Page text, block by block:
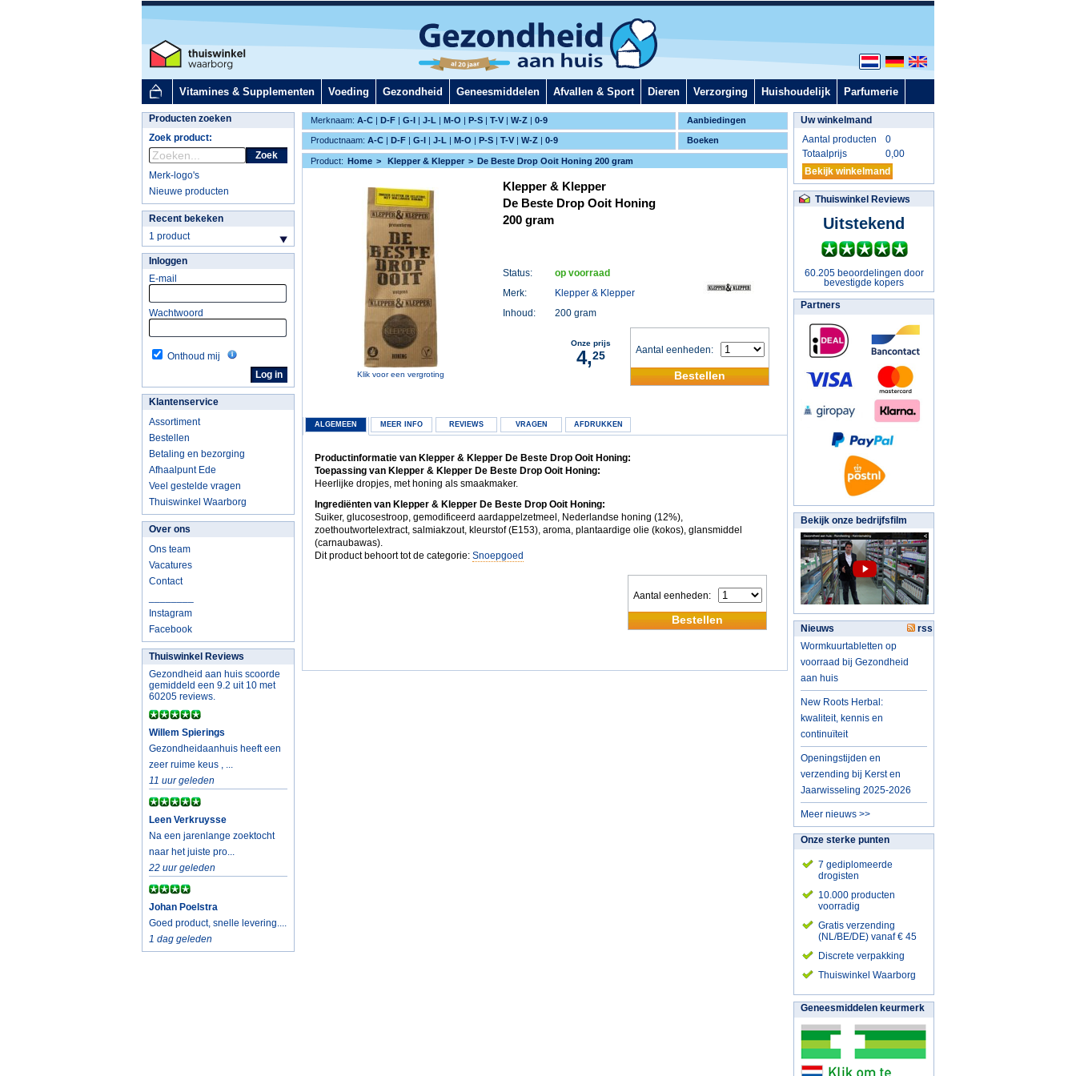
Vitamines & Supplementen Voeding Gezondheid Geneesmiddelen Afvallen & Sport Dieren Verzorging Huishoudelijk Parfumerie
Aanbiedingen
Merknaam: A-C | D-F | G-I | J-L | M-O | P-S | T-V | W-Z | 0-9
Boeken
Productnaam: A-C | D-F | G-I | J-L | M-O | P-S | T-V | W-Z | 0-9
Producten zoeken
Zoek product:
Zoek
Merk-logo's
Nieuwe producten
Recent bekeken
1 product
Inloggen
E-mail
Wachtwoord
Onthoud mij
Klantenservice
Assortiment
Bestellen
Betaling en bezorging
Afhaalpunt Ede
Veel gestelde vragen
Thuiswinkel Waarborg
Over ons
Ons team
Vacatures
Contact
Instagram
Facebook
Thuiswinkel Reviews
Gezondheid aan huis scoorde
gemiddeld een 9.2 uit 10 met
60205 reviews.
Willem Spierings
Gezondheidaanhuis heeft een
zeer ruime keus , ...
11 uur geleden
Leen Verkruysse
Na een jarenlange zoektocht
naar het juiste pro...
22 uur geleden
Johan Poelstra
Goed product, snelle levering....
1 dag geleden
Product: Home Klepper & Klepper De Beste Drop Ooit Honing 200 gram
Klik voor een vergroting
Klepper & Klepper
De Beste Drop Ooit Honing
200 gram
Status:
op voorraad
Merk:
Klepper & Klepper
Inhoud:
200 gram
Aantal eenheden:
Bestellen
Onze prijs
4,25
ALGEMEEN MEER INFO REVIEWS VRAGEN AFDRUKKEN
Productinformatie van Klepper & Klepper De Beste Drop Ooit Honing:
Toepassing van Klepper & Klepper De Beste Drop Ooit Honing:
Heerlijke dropjes, met honing als smaakmaker.
Ingrediënten van Klepper & Klepper De Beste Drop Ooit Honing:
Suiker, glucosestroop, gemodificeerd aardappelzetmeel, Nederlandse honing (12%),
zoethoutwortelextract, salmiakzout, kleurstof (E153), aroma, plantaardige olie (kokos), glansmiddel
(carnaubawas).
Dit product behoort tot de categorie: Snoepgoed
Aantal eenheden:
Bestellen
Uw winkelmand
Aantal producten
0
Totaalprijs
0,00
Bekijk winkelmand
Thuiswinkel Reviews
Uitstekend
60.205 beoordelingen door
bevestigde kopers
Partners
Bekijk onze bedrijfsfilm
Nieuws
rss
Wormkuurtabletten op
voorraad bij Gezondheid
aan huis
New Roots Herbal:
kwaliteit, kennis en
continuïteit
Openingstijden en
verzending bij Kerst en
Jaarwisseling 2025-2026
Meer nieuws >>
Onze sterke punten
7 gediplomeerde
drogisten
10.000 producten
voorradig
Gratis verzending
(NL/BE/DE) vanaf € 45
Discrete verpakking
Thuiswinkel Waarborg
Geneesmiddelen keurmerk